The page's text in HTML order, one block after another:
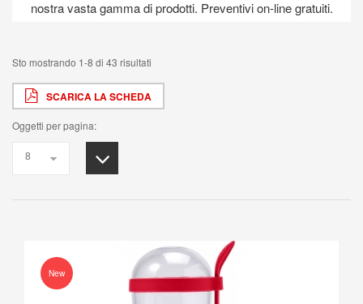
nostra vasta gamma di prodotti. Preventivi on-line gratuiti.
Sto mostrando 1-8 di 43 risultati
SCARICA LA SCHEDA
Oggetti per pagina:
New